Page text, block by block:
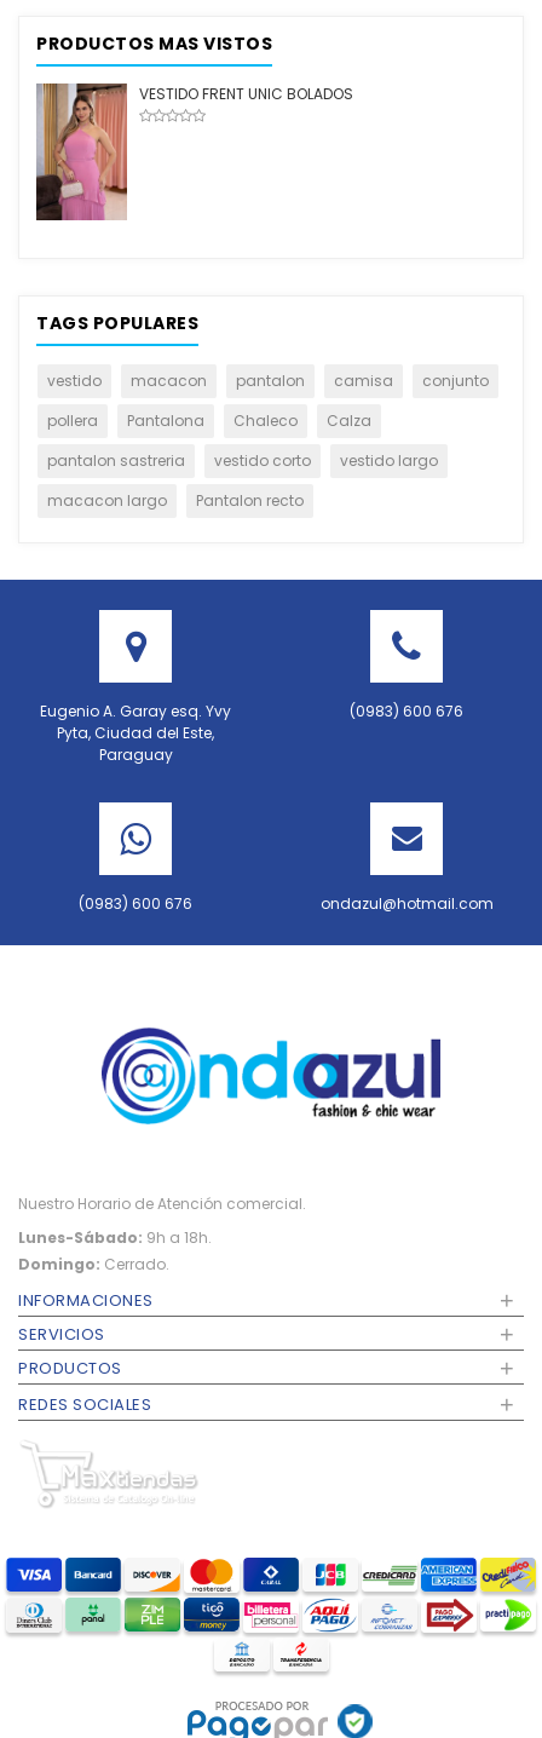
PRODUCTOS MAS VISTOS
VESTIDO FRENT UNIC BOLADOS
TAGS POPULARES
vestido macacon pantalon camisa
conjunto
pollera
Pantalona Chaleco
Calza
pantalon sastreria
vestido corto
vestido largo
macacon largo
Pantalon recto
Eugenio A. Garay esq. Yvy
Pyta, Ciudad del Este,
Paraguay
(0983) 600 676
(0983) 600 676 ondazul@hotmail.com
Nuestro Horario de Atención comercial.
Lunes-Sábado: 9h a 18h.
Domingo: Cerrado.
INFORMACIONES +
SERVICIOS +
PRODUCTOS +
REDES SOCIALES +